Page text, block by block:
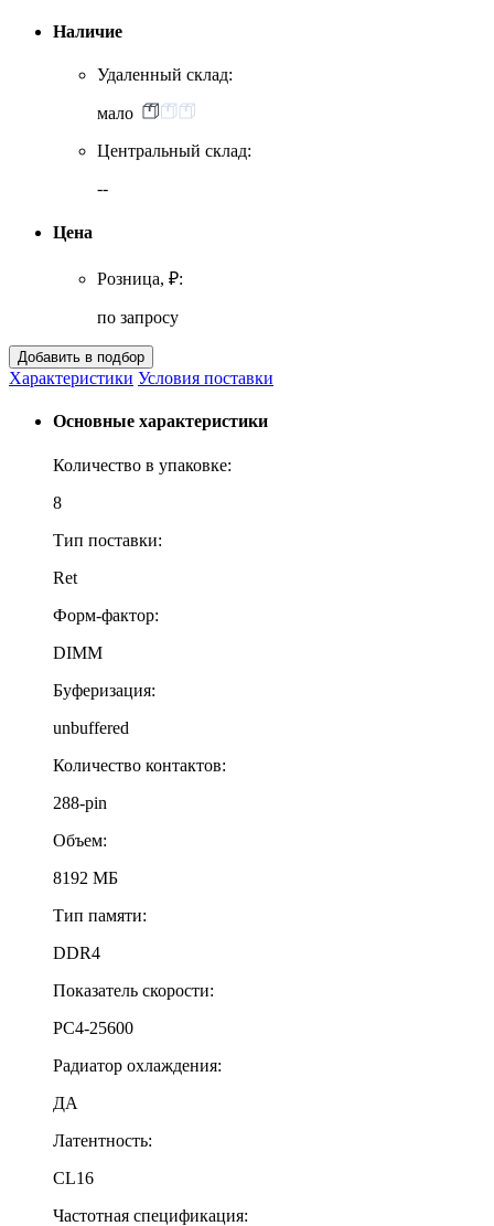
Наличие
Удаленный склад:
мало
Центральный склад:
--
Цена
Розница, ₽:
по запросу
Характеристики Условия поставки
Основные характеристики
Количество в упаковке:
8
Тип поставки:
Ret
Форм-фактор:
DIMM
Буферизация:
unbuffered
Количество контактов:
288-pin
Объем:
8192 МБ
Тип памяти:
DDR4
Показатель скорости:
PC4-25600
Радиатор охлаждения:
ДА
Латентность:
CL16
Частотная спецификация: